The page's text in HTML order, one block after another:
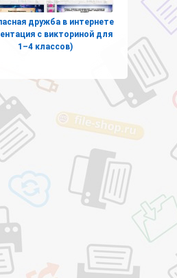
дружба в интернете
с викториной для
1–4 классов)